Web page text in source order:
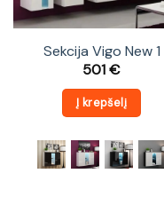
Sekcija Vigo New 1
501€
Į krepšelį